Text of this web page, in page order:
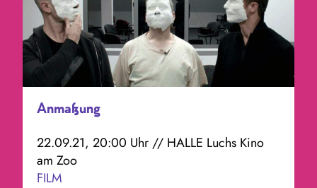
Anmaßung
22.09.21, 20:00 Uhr // HALLE Luchs Kino
am Zoo
FILM